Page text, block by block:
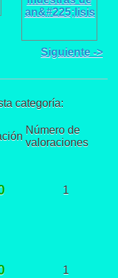
Siguiente ->
categoría:
Número de
valoraciones
1
1